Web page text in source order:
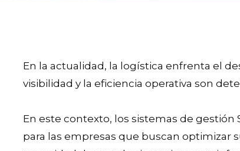
En la actualidad, la logística enfrenta el
visibilidad y la eficiencia operativa son
En este contexto, los sistemas de gestión
para las empresas que buscan optimizar